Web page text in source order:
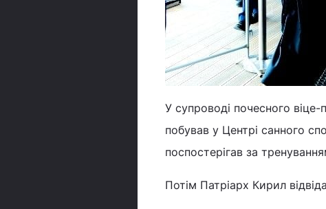
У супроводі почесного віце-
побував у Центрі санного
поспостерігав за
Потім Патріарх Кирил